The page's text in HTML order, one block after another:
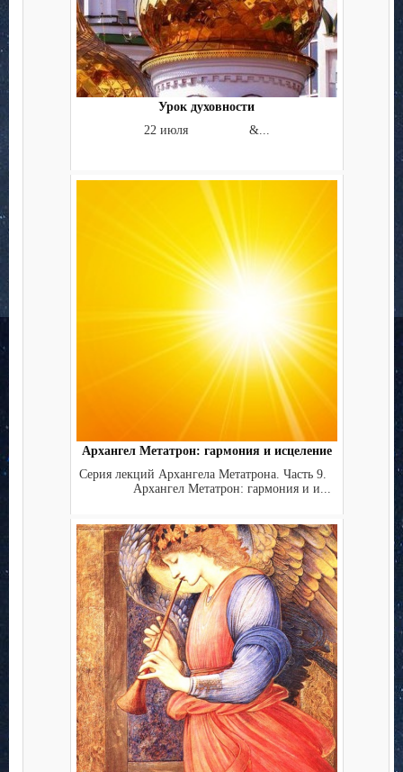
Урок духовности
22 июля &...
Архангел Метатрон: гармония и исцеление
Серия лекций Архангела Метатрона. Часть 9.
Архангел Метатрон: гармония и и...